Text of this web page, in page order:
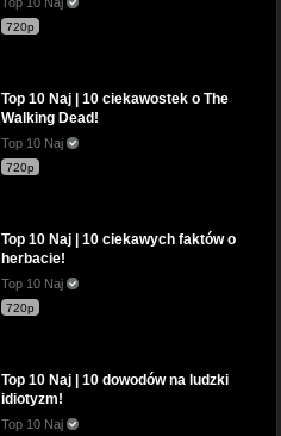
720p
Top 10 Naj | 10 ciekawostek o The
Walking Dead!
Top 10 Naj
720p
Top 10 Naj | 10 ciekawych faktów o
herbacie!
Top 10 Naj
720p
Top 10 Naj | 10 dowodów na ludzki
idiotyzm!
Top 10 Naj